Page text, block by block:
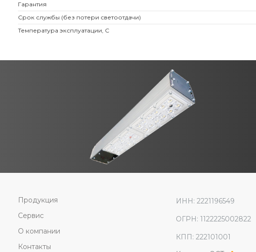
Гарантия
Срок службы (без потери светоотдачи)
Температура эксплуатации, С
Продукция
Сервис
О компании
Контакты
ИНН: 2221196549
ОГРН: 1122225002822
КПП: 222101001